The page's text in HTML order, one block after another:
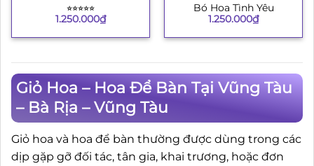
⭐︎⭐︎⭐︎⭐︎⭐︎
1.250.000₫
Bó Hoa Tình Yêu
1.250.000₫
Giỏ Hoa – Hoa Để Bàn Tại Vũng Tàu
– Bà Rịa – Vũng Tàu
Giỏ hoa và hoa để bàn thường được dùng trong các
dịp gặp gỡ đối tác, tân gia, khai trương, hoặc đơn